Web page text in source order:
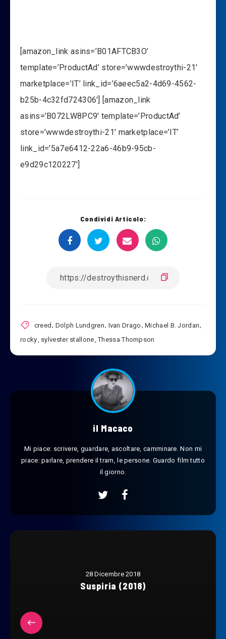
[amazon_link asins=’B01AFTCB3O’
template=’ProductAd’ store=’wwwdestroythi-21′
marketplace=’IT’ link_id=’6aeec5a2-4d69-4562-
b25b-4c32fd724306′] [amazon_link
asins=’B072LW8PC9′ template=’ProductAd’
store=’wwwdestroythi-21′ marketplace=’IT’
link_id=’5a7e6412-22a6-46b9-95cb-
e9d29c120227′]
Condividi Articolo:
creed, Dolph Lundgren, Ivan Drago ,Michael B. Jordan,
rocky, sylvester stallone,Thessa Thompson
il Macaco
Mi piace: scrivere, guardare, ascoltare, camminare. Non mi
piace: parlare, prendere il tram, le persone. Guardo film tutto
il giorno.
28 Dicembre 2018
Suspiria (2018)